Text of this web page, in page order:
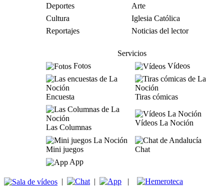
Deportes
Arte
Cultura
Iglesia Católica
Reportajes
Noticias del lector
Servicios
Fotos
Vídeos
Encuesta Tiras cómicas
Las Columnas
Vídeos La Noción
Mini juegos
Chat
App
| | |